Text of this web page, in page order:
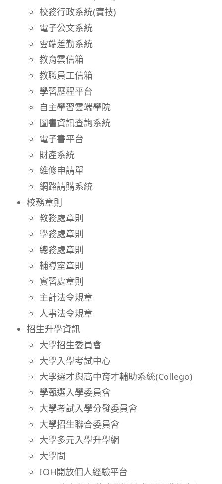
校務行政系統(實技)
電子公文系統
雲端差勤系統
教育雲信箱
教職員工信箱
學習歷程平台
自主學習雲端學院
圖書資訊查詢系統
電子書平台
財產系統
維修申請單
網路請購系統
校務章則
教務處章則
學務處章則
總務處章則
輔導室章則
實習處章則
主計法令規章
人事法令規章
招生升學資訊
大學招生委員會
大學入學考試中心
大學選才與高中育才輔助系統(Collego)
學甄選入學委員會
大學考試入學分發委員會
大學招生聯合委員會
大學多元入學升學網
大學問
IOH開放個人經驗平台